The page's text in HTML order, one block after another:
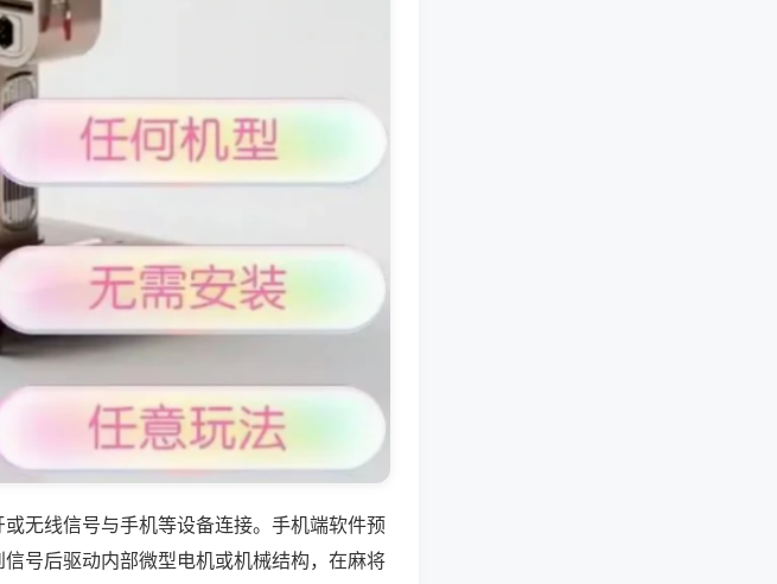
无线信号与手机等设备连接。手机端软件预
号后驱动内部微型电机或机械结构，在麻将